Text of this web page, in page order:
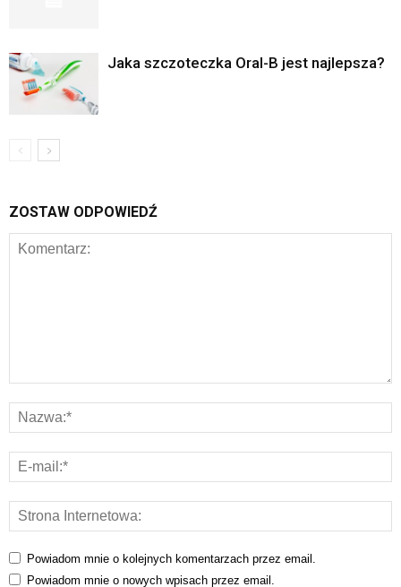
Jaka szczoteczka Oral-B jest najlepsza?
ZOSTAW ODPOWIEDŹ
Powiadom mnie o kolejnych komentarzach przez email.
Powiadom mnie o nowych wpisach przez email.